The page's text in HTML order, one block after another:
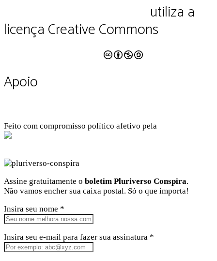
utiliza a
licença Creative Commons
Apoio
Feito com compromisso político afetivo pela
Assine gratuitamente o boletim Pluriverso Conspira.
Não vamos encher sua caixa postal. Só o que importa!
Insira seu nome *
Insira seu e-mail para fazer sua assinatura *